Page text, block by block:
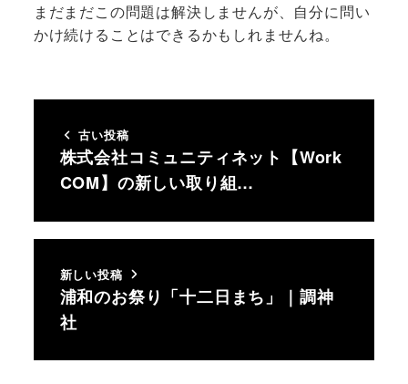
まだまだこの問題は解決しませんが、自分に問い
かけ続けることはできるかもしれませんね。
古い投稿
株式会社コミュニティネット【Work
COM】の新しい取り組…
新しい投稿
浦和のお祭り「十二日まち」｜調神
社